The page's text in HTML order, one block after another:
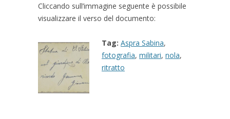
Cliccando sull’immagine seguente è possibile
visualizzare il verso del documento:
Tag: Aspra Sabina,
fotografia, militari, nola,
ritratto